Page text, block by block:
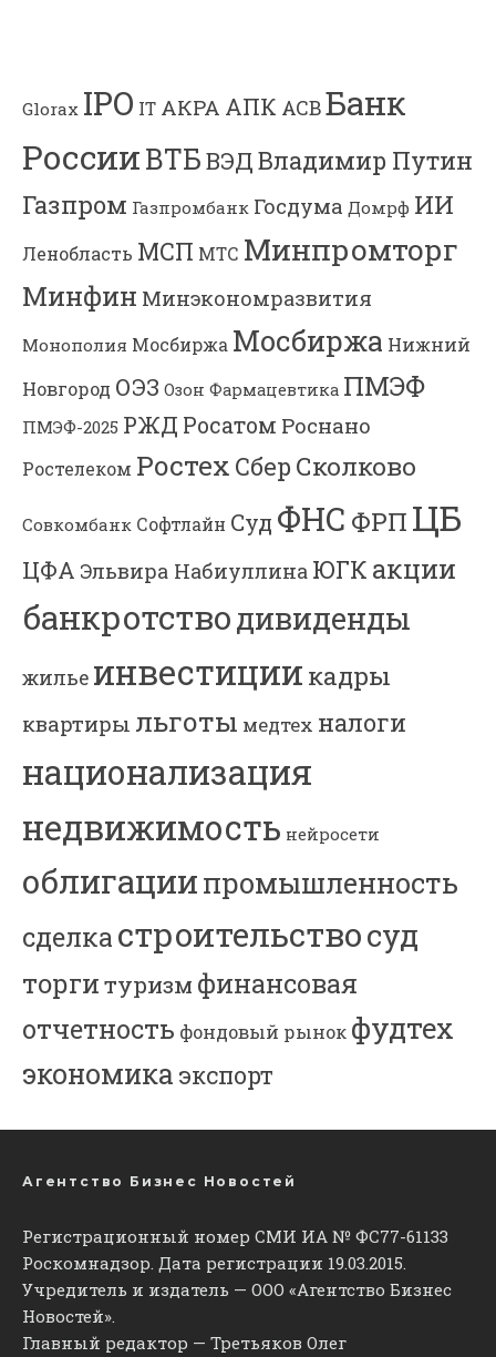
Glorax IPO IT АКРА АПК АСВБанк
РоссииВТБВЭДВладимир Путин
Газпром Газпромбанк Госдума Домрф ИИ
Ленобласть МСП МТС Минпромторг
Минфин Минэкономразвития
Монополия Мосбиржа Мосбиржа Нижний
Новгород ОЭЗ Озон Фармацевтика ПМЭФ
ПМЭФ-2025 РЖД Росатом Роснано
Ростелеком Ростех Сбер Сколково
Совкомбанк Софтлайн Суд ФНС ФРП ЦБ
ЦФА Эльвира Набиуллина ЮГК акции
банкротстводивиденды
жилье инвестиции кадры
квартиры льготы медтех налоги
национализация
недвижимость нейросети
облигациипромышленность
сделкастроительствосуд
торгитуризм финансовая
отчетность фондовый рынок фудтех
экономика экспорт
Агентство Бизнес Новостей
Регистрационный номер СМИ ИА № ФС77-61133
Роскомнадзор. Дата регистрации 19.03.2015.
Учредитель и издатель — ООО «Агентство Бизнес
Новостей».
Главный редактор — Третьяков Олег